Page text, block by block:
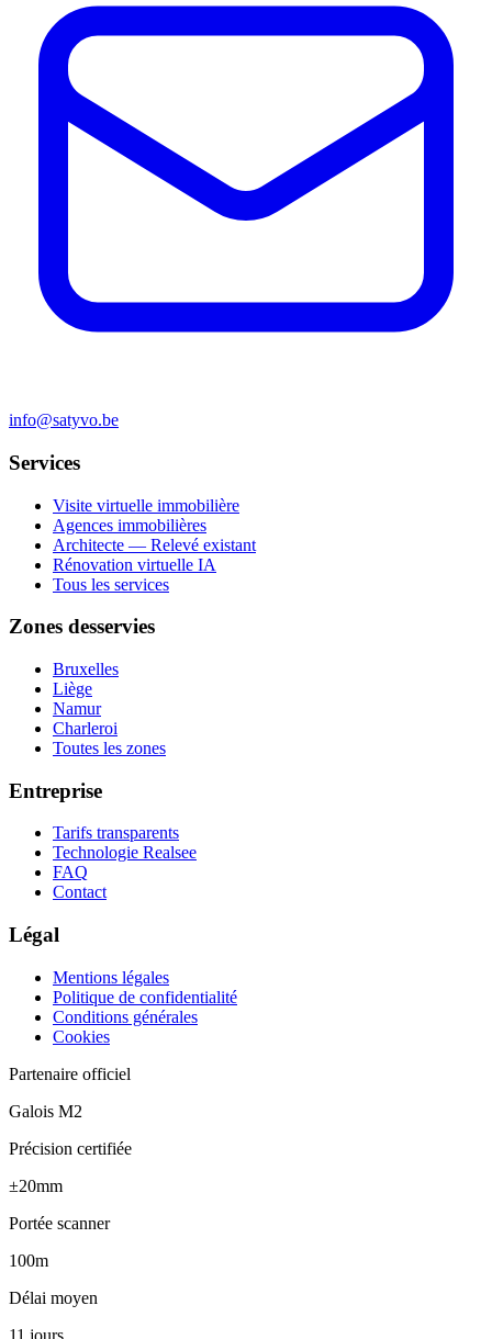
info@satyvo.be
Services
Visite virtuelle immobilière
Agences immobilières
Architecte — Relevé existant
Rénovation virtuelle IA
Tous les services
Zones desservies
Bruxelles
Liège
Namur
Charleroi
Toutes les zones
Entreprise
Tarifs transparents
Technologie Realsee
FAQ
Contact
Légal
Mentions légales
Politique de confidentialité
Conditions générales
Cookies
Partenaire officiel
Galois M2
Précision certifiée
±20mm
Portée scanner
100m
Délai moyen
11 jours